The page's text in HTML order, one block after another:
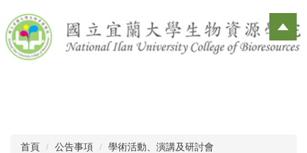
到
主
要
首頁 公告事項 學術活動、演講及研討會